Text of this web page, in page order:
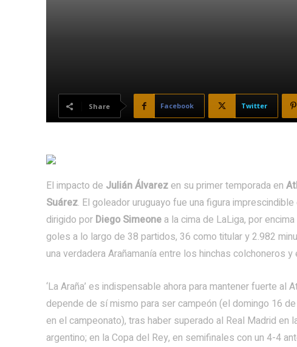
Share Facebook Twitter
El impacto de Julián Álvarezen su primer temporada en
Suárez. El goleador uruguayo fue una figura
dirigido por Diego Simeone a la cima de LaLiga, por
goles a lo largo de 38 partidos, 36 como titular y 2.982
una verdadera Arañamanía entre los hinchas colchoneros
‘La Araña’ es indispensable ahora para mantener fuerte
depende de sí mismo para ser campeón (el domingo 16
en el campeonato), tras haber superado al Real Madrid
argentino; en la Copa del Rey, en semifinales con un 4-4